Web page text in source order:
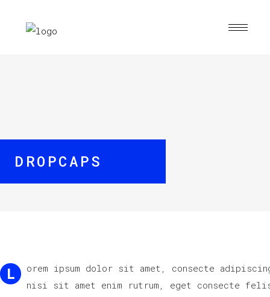
DROPCAPS
L
orem ipsum dolor sit amet, consecte
nisi sit amet enim rutrum, eget consecte